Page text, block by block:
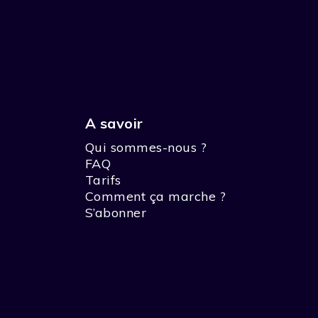
A savoir
Qui sommes-nous ?
FAQ
Tarifs
Comment ça marche ?
S’abonner